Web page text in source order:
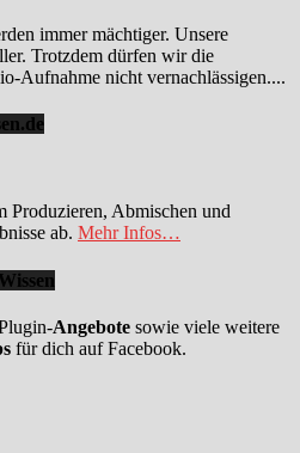
immer mächtiger. Unsere
Trotzdem dürfen wir die
Aufnahme nicht vernachlässigen....
Produzieren, Abmischen und
ab. Mehr Infos…
Angebote sowie viele weitere
für dich auf Facebook.